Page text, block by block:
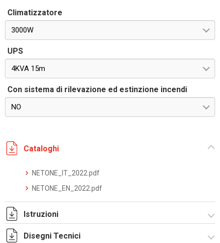
Climatizzatore
3000W
UPS
4KVA 15m
Con sistema di rilevazione ed estinzione incendi
NO
Cataloghi
NETONE_IT_2022.pdf
NETONE_EN_2022.pdf
Istruzioni
NETONE_manuale_4.9.pdf
Disegni Tecnici